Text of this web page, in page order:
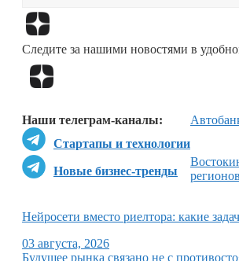
Следите за нашими новостями в
Наши телеграм-каналы:
Стартапы и технологии
Новые бизнес-тренды
Авто
Восток
регионов
Нейросети вместо риелтора: какие
03 августа, 2026
Будущее рынка связано не с